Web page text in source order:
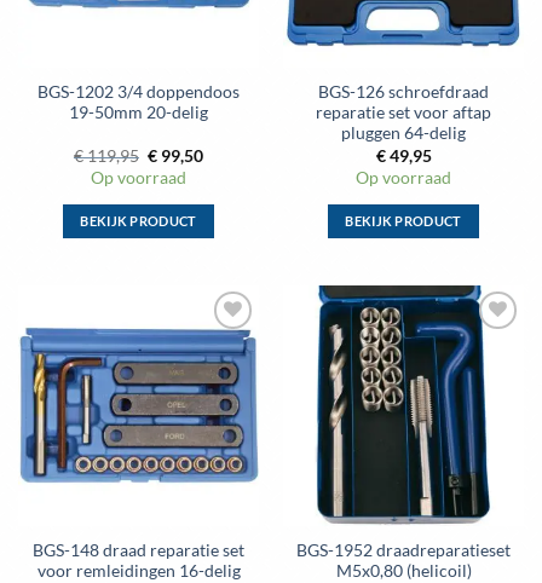
productpagina
worden
op
productpagina
BGS-1202 3/4 doppendoos
19-50mm 20-delig
€119,95 Oorspronkelijke
prijs
was:
€ 119,95.
€ 99,50Huidige
€ 99,50.
Op voorraad
BEKIJK PRODUCT
meerdere
variaties.
Deze
optie
kan
gekozen
worden
productpagina
BGS-126 schroefdraad
reparatie set voor aftap
pluggen 64-delig
€49,95
Op voorraad
BEKIJK PRODUCT
heeft
meerdere
variaties.
Deze
optie
kan
gekozen
worden
op
de
productpagina
Toevoegen
aan
wenslijst
BGS-148 draad reparatie set
voor remleidingen 16-delig
Toevoegen
aan
wenslijst
BGS-1952 draadreparatieset
M5x0,80 (helicoil)